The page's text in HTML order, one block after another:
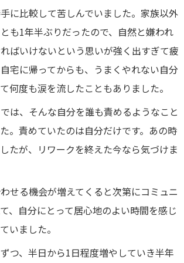
に比較して苦しんでいました。家族以外
も1年半ぶりだったので、自然と嫌われ
ばいけないという思いが強く出すぎて疲
宅に帰ってからも、うまくやれない自分
何度も涙を流したこともありました。
は、そんな自分を誰も責めるようなこと
。責めていたのは自分だけです。あの時
たが、リワークを終えた今なら気づけま
せる機会が増えてくると次第にコミュニ
、自分にとって居心地のよい時間を感じ
いました。
つ、半日から1日程度増やしていき半年